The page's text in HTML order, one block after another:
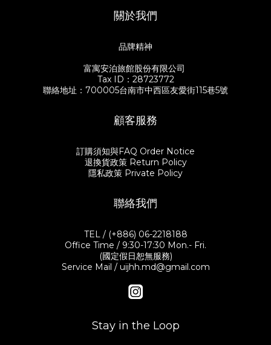
關於我們
品牌精神
富寓安泊旅館股份有限公司
Tax ID：28723772
聯絡地址：700005台南市中西區友愛街115巷5號
顧客服務
訂購須知與FAQ Order Notice
退換貨政策 Return Policy
隱私政策 Private Policy
聯絡我們
TEL / (+886) 06-2218188
Office Time / 9:30-17:30 Mon.- Fri.
(國定假日恕無服務)
Service Mail / uijhh.md@gmail.com
Stay in the Loop